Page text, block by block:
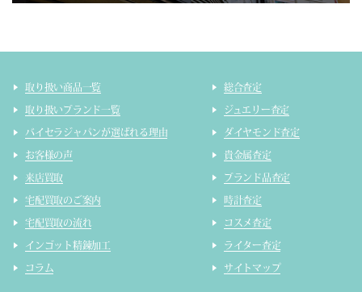
取り扱い商品一覧
取り扱いブランド一覧
バイセラジャパンが選ばれる理由
お客様の声
来店買取
宅配買取のご案内
宅配買取の流れ
インゴット精錬加工
コラム
総合査定
ジュエリー査定
ダイヤモンド査定
貴金属査定
ブランド品査定
時計査定
コスメ査定
ライター査定
サイトマップ